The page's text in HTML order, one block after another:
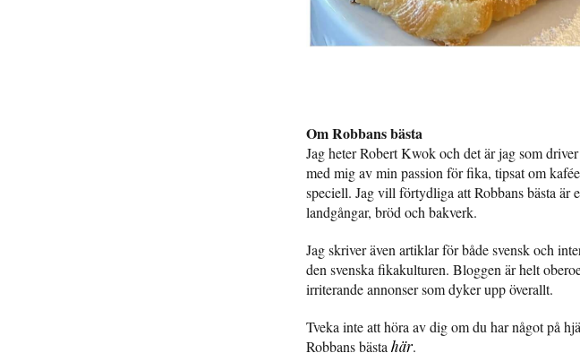
Om Robbans bästa
Jag heter Robert Kwok och det är jag som
med mig av min passion för fika, tipsat om
speciell. Jag vill förtydliga att Robbans bästa är
landgångar, bröd och bakverk.
Jag skriver även artiklar för både svensk och
den svenska fikakulturen. Bloggen är helt
irriterande annonser som dyker upp överallt.
Tveka inte att höra av dig om du har något på
Robbans bästa här.